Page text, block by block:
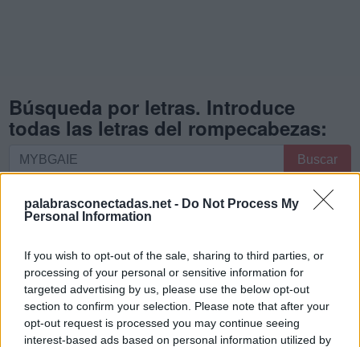
palabrasconectadas.net - Do Not Process My
Personal Information
If you wish to opt-out of the sale, sharing to third parties, or
processing of your personal or sensitive information for
targeted advertising by us, please use the below opt-out
section to confirm your selection. Please note that after your
opt-out request is processed you may continue seeing
interest-based ads based on personal information utilized by
Búsqueda por letras. Introduce
todas las letras del rompecabezas:
Búsqueda
por
Introduce
letras
del
rompecabezas:
Buscar
Lo sentimos, no encontramos su rompecabezas, por lo
para usted.
1.
G E M
A
2.
G I M
E
3. M E G
A